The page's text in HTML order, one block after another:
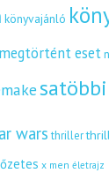
könyvajánló
megtörtént eset
satöbbi
wars thriller
x men életrajz